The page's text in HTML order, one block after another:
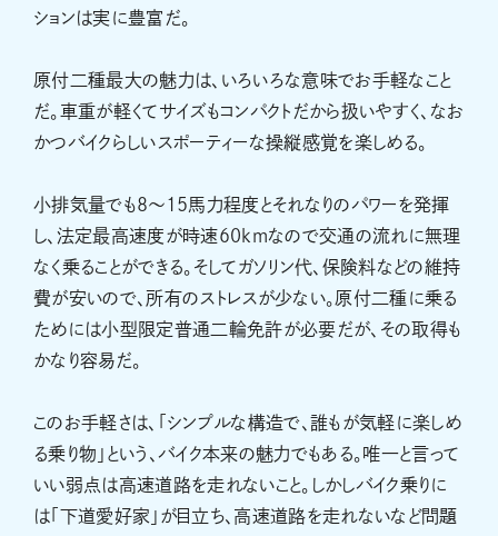
ションは実に豊富だ。
原付二種最大の魅力は、いろいろな意味でお手軽なこと
だ。車重が軽くてサイズもコンパクトだから扱いやすく、なお
かつバイクらしいスポーティーな操縦感覚を楽しめる。
小排気量でも8〜15馬力程度とそれなりのパワーを発揮
し、法定最高速度が時速60kmなので交通の流れに無理
なく乗ることができる。そしてガソリン代、保険料などの維持
費が安いので、所有のストレスが少ない。原付二種に乗る
ためには小型限定普通二輪免許が必要だが、その取得も
かなり容易だ。
このお手軽さは、「シンプルな構造で、誰もが気軽に楽しめ
る乗り物」という、バイク本来の魅力でもある。唯一と言って
いい弱点は高速道路を走れないこと。しかしバイク乗りに
は「下道愛好家」が目立ち、高速道路を走れないなど問題